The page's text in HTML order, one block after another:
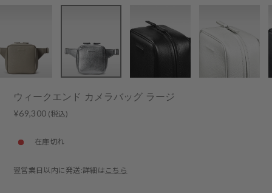
ウィークエンド カメラバッグ ラージ
Regular
¥69,300 (税込)
在庫切れ
翌営業日以内に発送:詳細は こちら